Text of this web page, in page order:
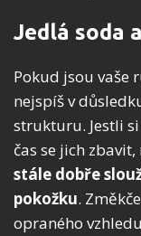
Jedlá soda
Pokud jsou vaše
nejspíš v
strukturu. Jestli
čas se jich
stále dobře
pokožku.
opraného